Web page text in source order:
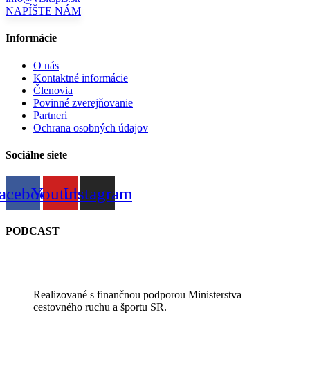
NAPÍŠTE NÁM
Informácie
O nás
Kontaktné informácie
Členovia
Povinné zverejňovanie
Partneri
Ochrana osobných údajov
Sociálne siete
YoutubeInstagram
PODCAST
Realizované s finančnou podporou Ministerstva
cestovného ruchu a športu SR.